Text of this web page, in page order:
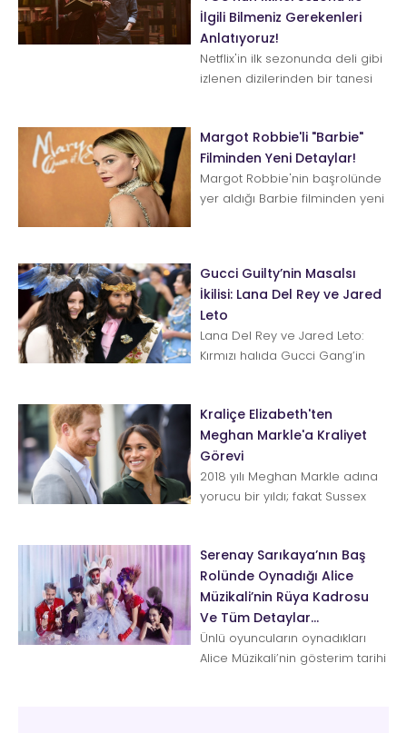
İlgili Bilmeniz Gerekenleri
Anlatıyoruz!
Netflix'in ilk sezonunda deli gibi
izlenen dizilerinden bir tanesi
Margot Robbie'li "Barbie"
Filminden Yeni Detaylar!
Margot Robbie'nin başrolünde
yer aldığı Barbie filminden yeni
Gucci Guilty’nin Masalsı
İkilisi: Lana Del Rey ve Jared
Leto
Lana Del Rey ve Jared Leto:
Kırmızı halıda Gucci Gang’in
Kraliçe Elizabeth'ten
Meghan Markle'a Kraliyet
Görevi
2018 yılı Meghan Markle adına
yorucu bir yıldı; fakat Sussex
Serenay Sarıkaya’nın Baş
Rolünde Oynadığı Alice
Müzikali’nin Rüya Kadrosu
Ve Tüm Detaylar…
Ünlü oyuncuların oynadıkları
Alice Müzikali’nin gösterim tarihi